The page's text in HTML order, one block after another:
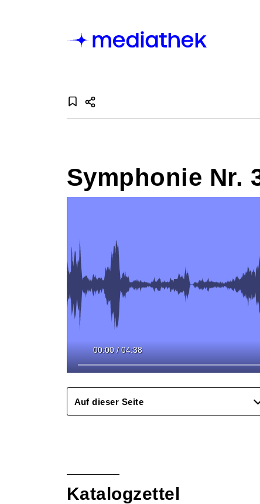
Symphonie Nr.
00:00 / 04:38
Auf dieser Seite
Katalogzettel